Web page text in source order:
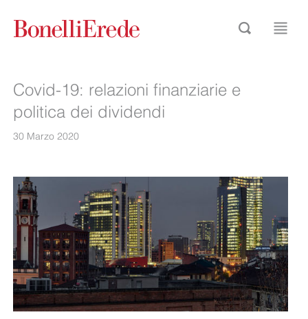
Covid-19: relazioni finanziarie e
politica dei dividendi
30 Marzo 2020